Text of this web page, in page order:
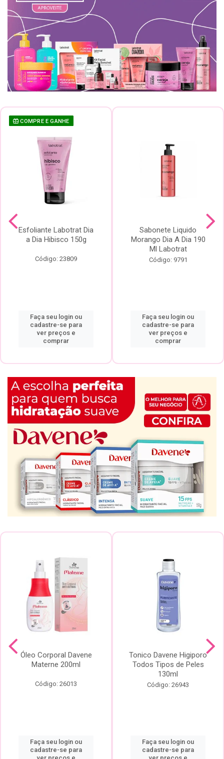
COMPRE E GANHE
Esfoliante Labotrat Dia
a Dia Hibisco 150g
Código: 23809
Faça seu login ou
cadastre-se para
ver preços e
comprar
Sabonete Liquido
Morango Dia A Dia 190
Ml Labotrat
Código: 9791
Faça seu login ou
cadastre-se para
ver preços e
comprar
Óleo Corporal Davene
Materne 200ml
Código: 26013
Faça seu login ou
cadastre-se para
Tonico Davene Higiporo
Todos Tipos de Peles
130ml
Código: 26943
Faça seu login ou
cadastre-se para